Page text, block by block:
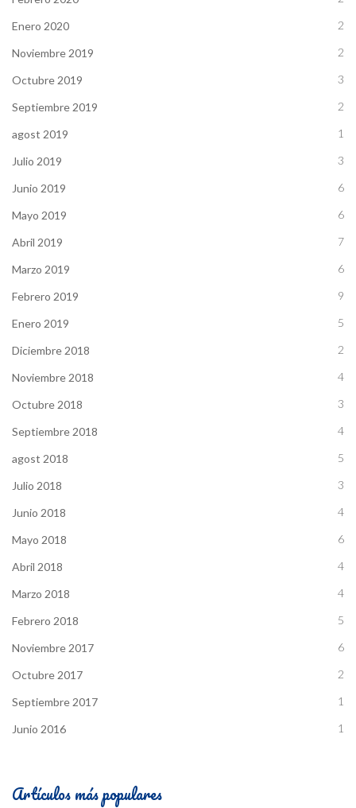
Enero 2020 2
Noviembre 2019 2
Octubre 2019 3
Septiembre 2019 2
agost 2019 1
Julio 2019 3
Junio 2019 6
Mayo 2019 6
Abril 2019 7
Marzo 2019 6
Febrero 2019 9
Enero 2019 5
Diciembre 2018 2
Noviembre 2018 4
Octubre 2018 3
Septiembre 2018 4
agost 2018 5
Julio 2018 3
Junio 2018 4
Mayo 2018 6
Abril 2018 4
Marzo 2018 4
Febrero 2018 5
Noviembre 2017 6
Octubre 2017 2
Septiembre 2017 1
Junio 2016 1
Artículos más populares